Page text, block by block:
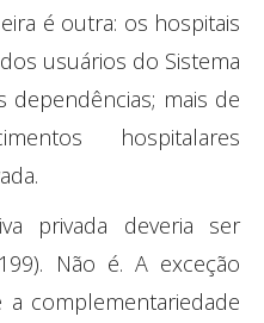
é outra: os hospitais
usuários do Sistema
dependências; mais de
hospitalares
privada deveria ser
Não é. A exceção
complementariedade